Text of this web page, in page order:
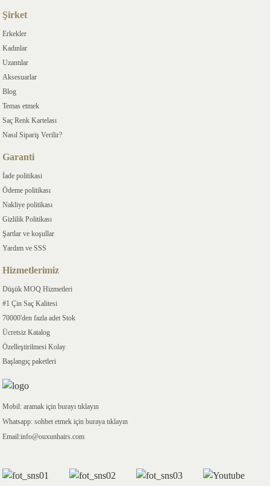
Şirket
Erkekler
Kadınlar
Uzantılar
Aksesuarlar
Blog
Temas etmek
Saç Renk Kartelası
Nasıl Sipariş Verilir?
Garanti
İade politikasi
Ödeme politikası
Nakliye politikası
Gizlilik Politikası
Şartlar ve koşullar
Yardım ve SSS
Hizmetlerimiz
Düşük MOQ Hizmetleri
#1 Çin Saç Kalitesi
70000'den fazla adet Stok
Ücretsiz Katalog
Özelleştirilmesi Kolay
Başlangıç ​​paketleri
Mobil: aramak için burayı tıklayın
Whatsapp: sohbet etmek için buraya tıklayın
Email:info@ouxunhairs.com